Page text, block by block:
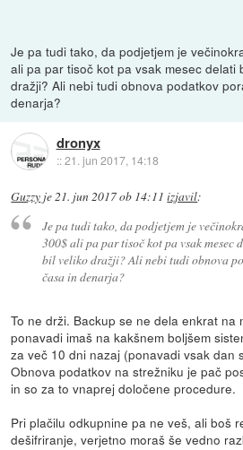
Je pa tudi tako, da podjetjem je
ali pa par tisoč kot pa vsak mesec delati
dražji? Ali nebi tudi obnova podatkov
denarja?
dronyx
::21. jun 2017, 14:18
Guzzy je21. jun 2017 ob 14:11 izjavil:
Je pa tudi tako, da podjetjem je
300$ ali pa par tisoč kot pa vsak mesec
bil veliko dražji? Ali nebi tudi obnova
časa in denarja?
To ne drži. Backup se ne dela enkrat na
ponavadi imaš na kakšnem boljšem
za več 10 dni nazaj (ponavadi vsak dan
Obnova podatkov na strežniku je pač
in so za to vnaprej določene procedure.
Pri plačilu odkupnine pa ne veš, ali boš
dešifriranje, verjetno moraš še vedno